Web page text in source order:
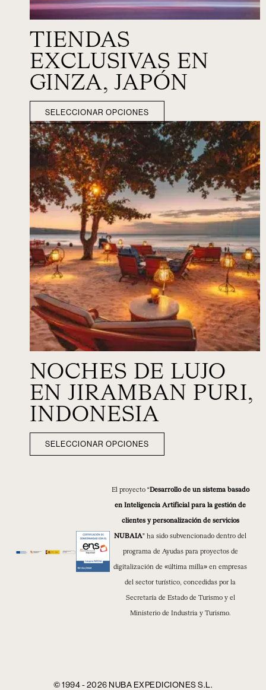
TIENDAS
EXCLUSIVAS EN
GINZA, JAPÓN
SELECCIONAR OPCIONES
NOCHES DE LUJO
EN JIRAMBAN PURI,
INDONESIA
SELECCIONAR OPCIONES
El proyecto “Desarrollo de un sistema basado
en Inteligencia Artificial para la gestión de
clientes y personalización de servicios
NUBAIA” ha sido subvencionado dentro del
programa de Ayudas para proyectos de
digitalización de «última milla» en empresas
del sector turístico, concedidas por la
Secretaría de Estado de Turismo y el
Ministerio de Industria y Turismo.
© 1994 - 2026 NUBA EXPEDICIONES S.L.